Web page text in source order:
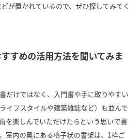
どが置かれているので、ぜひ探してみてく
すめの活用方法を聞いてみま
だけではなく、入門書や手に取りやすい
イフスタイルや建築雑誌など）も並んで
を楽しんでいただけたらという思いで書
室内の奥にある格子状の書架は、1枠ご